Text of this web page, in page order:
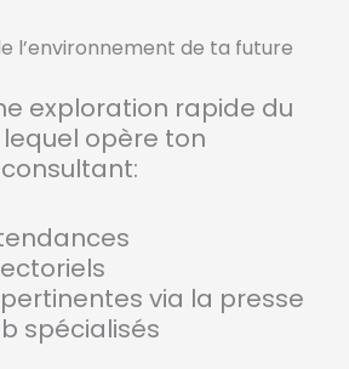
l’environnement de ta future
exploration rapide du
opère ton
via la presse
spécialisés